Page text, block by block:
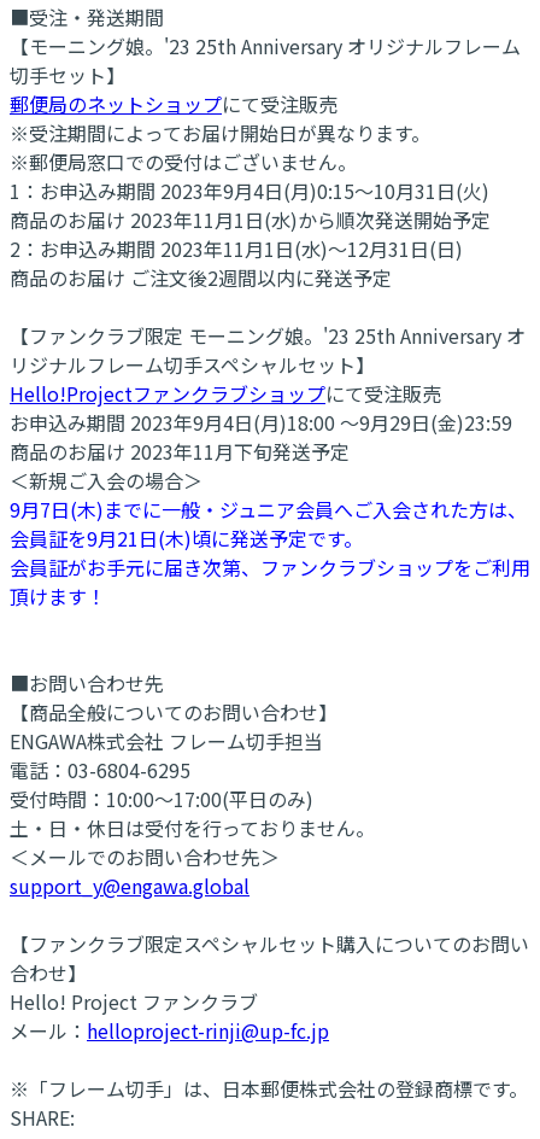
■受注・発送期間
【モーニング娘。'23 25th Anniversary オリジナルフレーム
切手セット】
郵便局のネットショップにて受注販売
※受注期間によってお届け開始日が異なります。
※郵便局窓口での受付はございません。
1：お申込み期間 2023年9月4日(月)0:15～10月31日(火)
商品のお届け 2023年11月1日(水)から順次発送開始予定
2：お申込み期間 2023年11月1日(水)～12月31日(日)
商品のお届け ご注文後2週間以内に発送予定
【ファンクラブ限定 モーニング娘。'23 25th Anniversary オ
リジナルフレーム切手スペシャルセット】
Hello!Projectファンクラブショップにて受注販売
お申込み期間 2023年9月4日(月)18:00 ～9月29日(金)23:59
商品のお届け 2023年11月下旬発送予定
＜新規ご入会の場合＞
9月7日(木)までに一般・ジュニア会員へご入会された方は、
会員証を9月21日(木)頃に発送予定です。
会員証がお手元に届き次第、ファンクラブショップをご利用
頂けます！
■お問い合わせ先
【商品全般についてのお問い合わせ】
ENGAWA株式会社 フレーム切手担当
電話：03-6804-6295
受付時間：10:00～17:00(平日のみ)
土・日・休日は受付を行っておりません。
＜メールでのお問い合わせ先＞
support_y@engawa.global
【ファンクラブ限定スペシャルセット購入についてのお問い
合わせ】
Hello! Project ファンクラブ
メール： helloproject-rinji@up-fc.jp
※「フレーム切手」は、日本郵便株式会社の登録商標です。
SHARE: